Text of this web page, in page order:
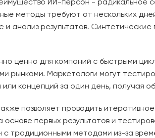
методы требуют от нескольких
и анализ результатов.
ценно для компаний с быстрыми
рынками. Маркетологи могут
концепций за один день, получая
позволяет проводить
основе первых результатов и
с традиционными методами из-за